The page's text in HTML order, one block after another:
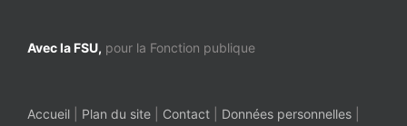
Avec la FSU, pour la Fonction publique
Accueil Plan du site Contact Données personnelles